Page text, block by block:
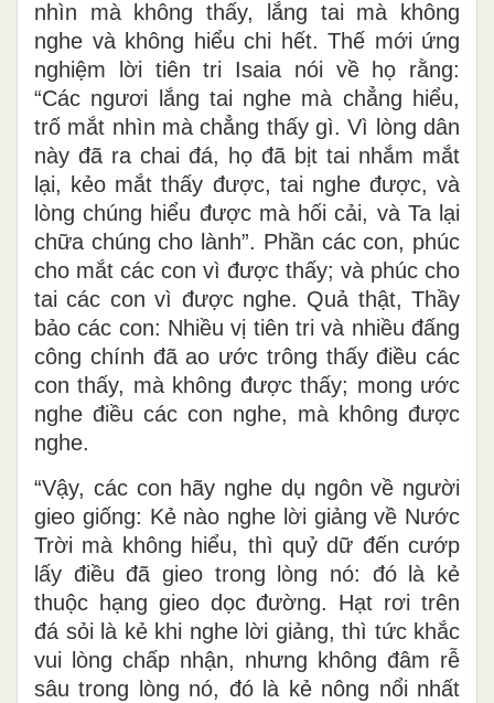
nhìn mà không thấy, lắng tai mà không
nghe và không hiểu chi hết. Thế mới ứng
nghiệm lời tiên tri Isaia nói về họ rằng:
“Các ngươi lắng tai nghe mà chẳng hiểu,
trố mắt nhìn mà chẳng thấy gì. Vì lòng dân
này đã ra chai đá, họ đã bịt tai nhắm mắt
lại, kẻo mắt thấy được, tai nghe được, và
lòng chúng hiểu được mà hối cải, và Ta lại
chữa chúng cho lành”. Phần các con, phúc
cho mắt các con vì được thấy; và phúc cho
tai các con vì được nghe. Quả thật, Thầy
bảo các con: Nhiều vị tiên tri và nhiều đấng
công chính đã ao ước trông thấy điều các
con thấy, mà không được thấy; mong ước
nghe điều các con nghe, mà không được
nghe.
“Vậy, các con hãy nghe dụ ngôn về người
gieo giống: Kẻ nào nghe lời giảng về Nước
Trời mà không hiểu, thì quỷ dữ đến cướp
lấy điều đã gieo trong lòng nó: đó là kẻ
thuộc hạng gieo dọc đường. Hạt rơi trên
đá sỏi là kẻ khi nghe lời giảng, thì tức khắc
vui lòng chấp nhận, nhưng không đâm rễ
sâu trong lòng nó, đó là kẻ nông nổi nhất